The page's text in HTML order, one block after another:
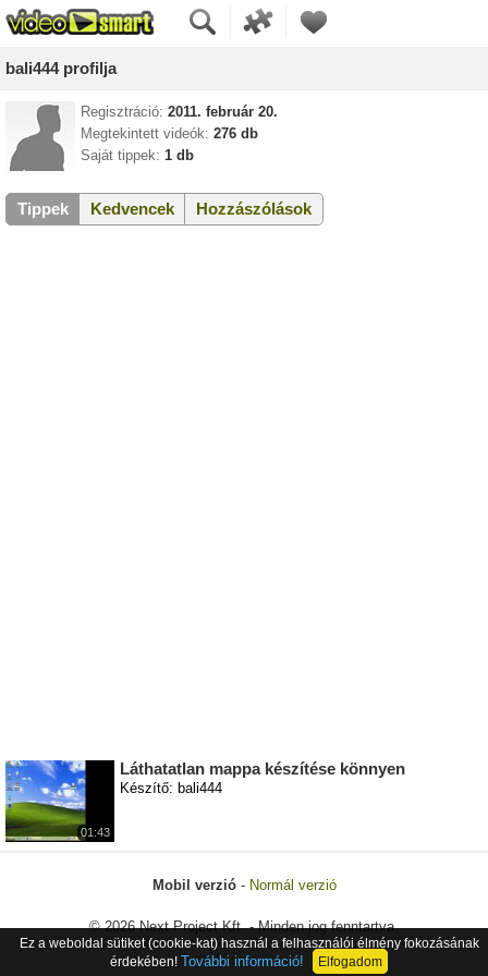
bali444 profilja
Regisztráció: 2011. február 20.
Megtekintett videók: 276 db
Saját tippek: 1 db
Tippek Kedvencek Hozzászólások
01:43
Láthatatlan mappa készítése könnyen
Készítő: bali444
Mobil verzió- Normál verzió
© 2026 Next Project Kft. - Minden jog fenntartva.
Ez a weboldal sütiket (cookie-kat) használ a felhasználói élmény fokozásának
érdekében! További információ! Elfogadom